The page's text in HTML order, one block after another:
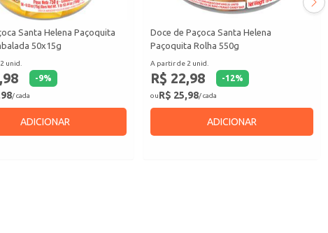
Santa Helena Paçoquita
50x15g
unid.
-9%
/ cada
ADICIONAR
Doce de Paçoca Santa Helena
Paçoquita Rolha 550g
A partir de 2 unid.
R$ 22,98 -12%
ouR$ 25,98/ cada
ADICIONAR